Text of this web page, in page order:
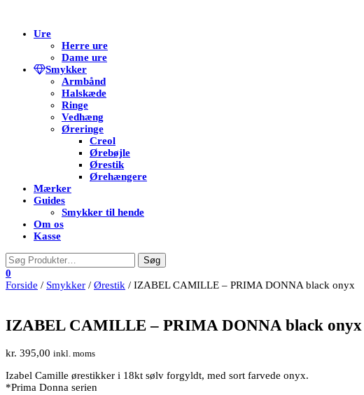
navigation
Ure
Herre ure
Dame ure
Smykker
Armbånd
Halskæde
Ringe
Vedhæng
Øreringe
Creol
Ørebøjle
Ørestik
Ørehængere
Mærker
Guides
Smykker til hende
Om os
Kasse
0
Forside / Smykker / Ørestik / IZABEL CAMILLE – PRIMA DONNA black onyx
IZABEL CAMILLE – PRIMA DONNA black onyx
kr. 395,00 inkl. moms
Izabel Camille ørestikker i 18kt sølv forgyldt, med sort farvede onyx.
*Prima Donna serien